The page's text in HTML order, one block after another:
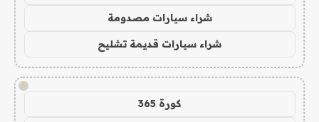
شراء سيارات مصدومة
شراء سيارات قديمة تشليح
!
كورة 365